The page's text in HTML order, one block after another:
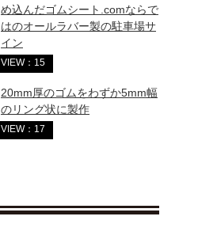
め込んだゴムシート.comならで
はのオールラバー製の駐車場サ
イン
VIEW：15
20mm厚のゴムをわずか5mm幅
のリング状に製作
VIEW：17